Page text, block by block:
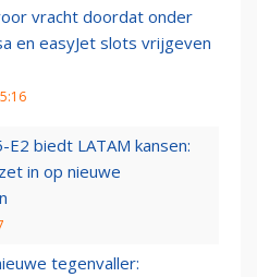
vracht doordat onder
en easyJet slots vrijgeven
E2 biedt LATAM kansen:
in op nieuwe
tegenvaller: